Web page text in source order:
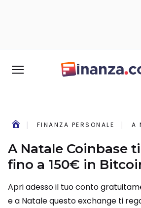
FINANZA PERSONALE A
A Natale Coinbase
fino a 150€ in
Apri adesso il tuo conto
e a Natale questo exchange ti